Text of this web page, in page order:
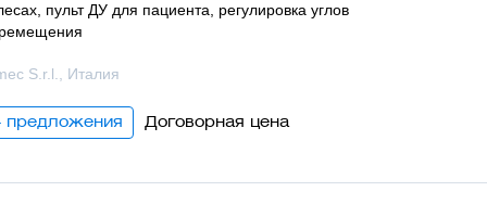
пульт ДУ для пациента, регулировка углов
S.r.l., Италия
предложения Договорная цена